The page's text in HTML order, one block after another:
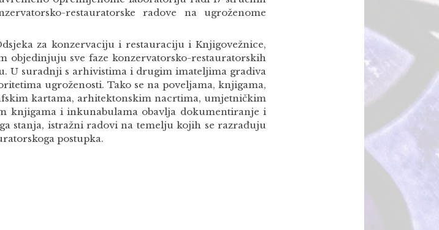
restauratorske radove na ugroženome
za konzervaciju i restauraciju i Knjigovežnice,
objedinjuju sve faze konzervatorsko-restauratorskih
U suradnji s arhivistima i drugim imateljima gradiva
ugroženosti. Tako se na poveljama, knjigama,
kartama, arhitektonskim nacrtima, umjetničkim
knjigama i inkunabulama obavlja dokumentiranje i
stanja, istražni radovi na temelju kojih se razrađuju
postupka.